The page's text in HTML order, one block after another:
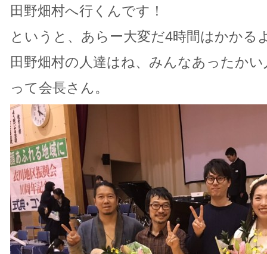
田野畑村へ行くんです！
というと、あらー大変だ4時間はかかる
田野畑村の人達はね、みんなあったか
って会長さん。